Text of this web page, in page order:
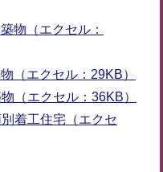
物（エクセル：
（エクセル：29KB）
（エクセル：36KB）
着工住宅（エクセ